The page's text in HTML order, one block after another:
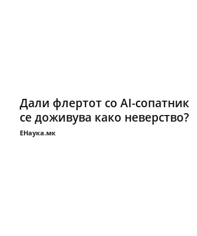
Дали флертот со AI-сопатник
се доживува како неверство?
ЕНаука.мк